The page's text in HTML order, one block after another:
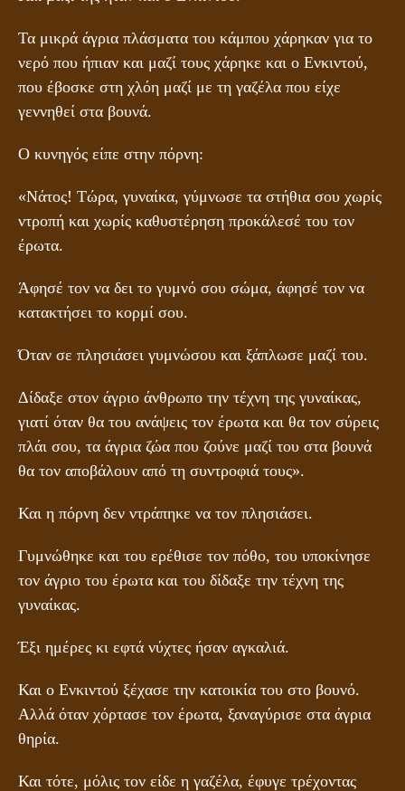
Τα μικρά άγρια πλάσματα του κάμπου χάρηκαν για το
νερό που ήπιαν και μαζί τους χάρηκε και ο Ενκιντού,
που έβοσκε στη χλόη μαζί με τη γαζέλα που είχε
γεννηθεί στα βουνά.
Ο κυνηγός είπε στην πόρνη:
«Νάτος! Τώρα, γυναίκα, γύμνωσε τα στήθια σου χωρίς
ντροπή και χωρίς καθυστέρηση προκάλεσέ του τον
έρωτα.
Άφησέ τον να δει το γυμνό σου σώμα, άφησέ τον να
κατακτήσει το κορμί σου.
Όταν σε πλησιάσει γυμνώσου και ξάπλωσε μαζί του.
Δίδαξε στον άγριο άνθρωπο την τέχνη της γυναίκας,
γιατί όταν θα του ανάψεις τον έρωτα και θα τον σύρεις
πλάι σου, τα άγρια ζώα που ζούνε μαζί του στα βουνά
θα τον αποβάλουν από τη συντροφιά τους».
Και η πόρνη δεν ντράπηκε να τον πλησιάσει.
Γυμνώθηκε και του ερέθισε τον πόθο, του υποκίνησε
τον άγριο του έρωτα και του δίδαξε την τέχνη της
γυναίκας.
Έξι ημέρες κι εφτά νύχτες ήσαν αγκαλιά.
Και ο Ενκιντού ξέχασε την κατοικία του στο βουνό.
Αλλά όταν χόρτασε τον έρωτα, ξαναγύρισε στα άγρια
θηρία.
Και τότε, μόλις τον είδε η γαζέλα, έφυγε τρέχοντας